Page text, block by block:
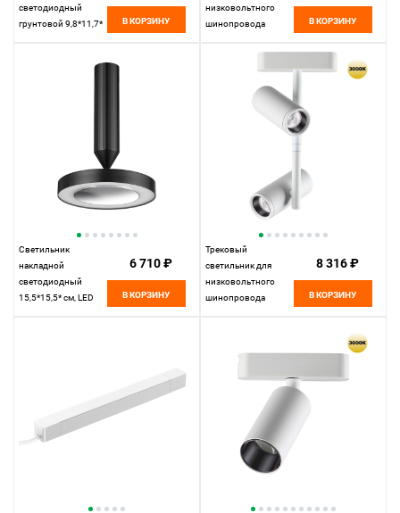
светодиодный
грунтовой 9,8*11,7*
В КОРЗИНУ
низковольтного
шинопровода
Novotech Shino Smal,
белый, 359261
В КОРЗИНУ
Светильник
накладной
светодиодный
15,5*15,5* см, LED
6 710 ₽
В КОРЗИНУ
Трековый
светильник для
низковольтного
шинопровода
8 316 ₽
В КОРЗИНУ